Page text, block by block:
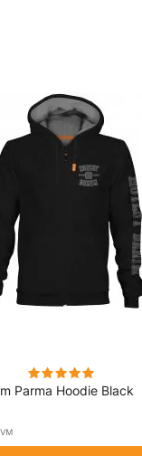
Parma Hoodie Black